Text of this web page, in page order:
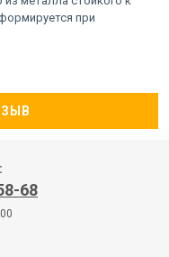
при
68